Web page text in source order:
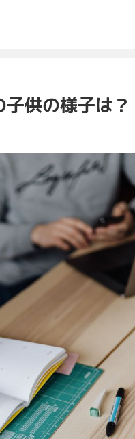
供の様子は？